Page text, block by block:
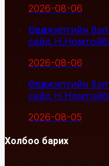
2026-08-06
Өвөлжилтийн
сайд
2026-08-06
Өвөлжилтийн
сайд
2026-08-05
Холбоо барих